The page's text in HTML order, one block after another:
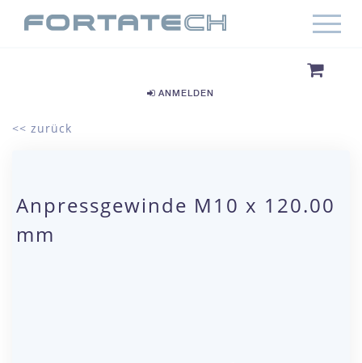
ANMELDEN
<< zurück
Anpressgewinde M10 x 120.00
mm